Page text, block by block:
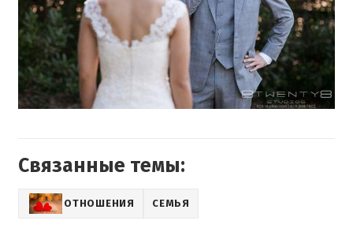
Связанные темы:
ОТНОШЕНИЯ СЕМЬЯ